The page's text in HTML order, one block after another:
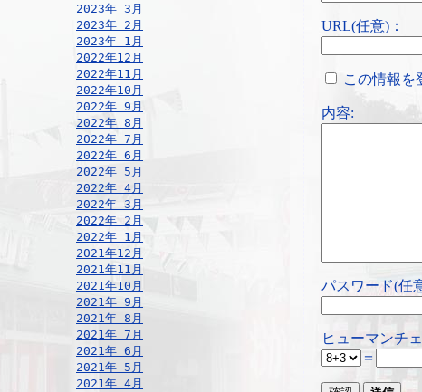
2023年 3月
2023年 2月
2023年 1月
2022年12月
2022年11月
2022年10月
2022年 9月
2022年 8月
2022年 7月
2022年 6月
2022年 5月
2022年 4月
2022年 3月
2022年 2月
2022年 1月
2021年12月
2021年11月
2021年10月
2021年 9月
2021年 8月
2021年 7月
2021年 6月
2021年 5月
2021年 4月
URL(任意)：
この情報を
内容:
パスワード(任
ヒューマンチ
＝